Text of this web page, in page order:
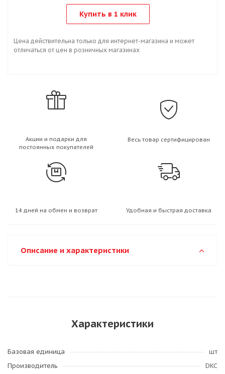
Купить в 1 клик
Цена действительна только для интернет-магазина и может
отличаться от цен в розничных магазинах
Акции и подарки для
постоянных покупателей
Весь товар сертифицирован
14 дней на обмен и возврат Удобная и быстрая доставка
Описание и характеристики
Характеристики
Базовая единица
шт
Производитель
DKC